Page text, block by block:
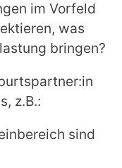
im Vorfeld
was
bringen?
z.B.:
sind